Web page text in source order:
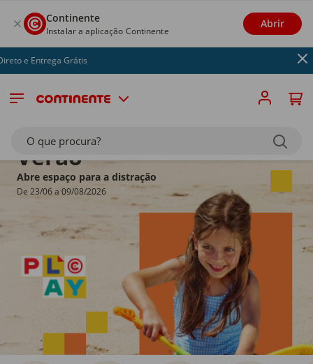
Continente
Instalar a aplicação Continente
Abrir
Grátis
O que procura?
/* 3-TILES: Quebra de linha */
Verão
Abre espaço para a distração
De 23/06 a 09/08/2026